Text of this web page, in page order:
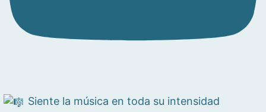
Siente la música en toda su intensidad